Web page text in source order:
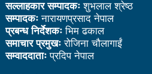
माओवादीमा जनपरिचालनका
आयोगको बैठक सकियो
वृत्तचित्र फिल्म ‘गर्ल्स रिराइटिङ
सल्लाहकार सम्पादकःशुभलाल श्रेष्ठ
सम्पादकःनारायणप्रसाद नेपाल
प्रबन्ध निर्देशकःभिम ढकाल
समाचार प्रमुखःरोजिना चौलागाईं
सम्वाददाताःप्रदिप नेपाल